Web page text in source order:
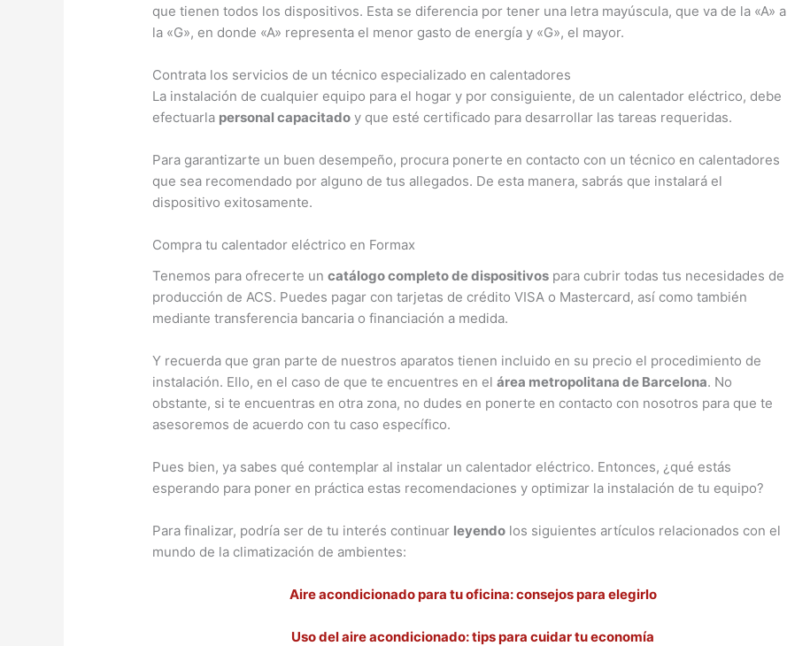
que tienen todos los dispositivos. Esta se diferencia por tener una letra mayúscula, que va de la «A» a
la «G», en donde «A» representa el menor gasto de energía y «G», el mayor.
Contrata los servicios de un técnico especializado en calentadores
La instalación de cualquier equipo para el hogar y por consiguiente, de un calentador eléctrico, debe
efectuarla personal capacitado y que esté certificado para desarrollar las tareas requeridas.
Para garantizarte un buen desempeño, procura ponerte en contacto con un técnico en calentadores
que sea recomendado por alguno de tus allegados. De esta manera, sabrás que instalará el
dispositivo exitosamente.
Compra tu calentador eléctrico en Formax
Tenemos para ofrecerte uncatálogo completo de dispositivos para cubrir todas tus necesidades de
producción de ACS. Puedes pagar con tarjetas de crédito VISA o Mastercard, así como también
mediante transferencia bancaria o financiación a medida.
Y recuerda que gran parte de nuestros aparatos tienen incluido en su precio el procedimiento de
instalación. Ello, en el caso de que te encuentres en elárea metropolitana de Barcelona. No
obstante, si te encuentras en otra zona, no dudes en ponerte en contacto con nosotros para que te
asesoremos de acuerdo con tu caso específico.
Pues bien, ya sabes qué contemplar al instalar un calentador eléctrico. Entonces, ¿qué estás
esperando para poner en práctica estas recomendaciones y optimizar la instalación de tu equipo?
Para finalizar, podría ser de tu interés continuar leyendo los siguientes artículos relacionados con el
mundo de la climatización de ambientes:
Aire acondicionado para tu oficina: consejos para elegirlo
Uso del aire acondicionado: tips para cuidar tu economía